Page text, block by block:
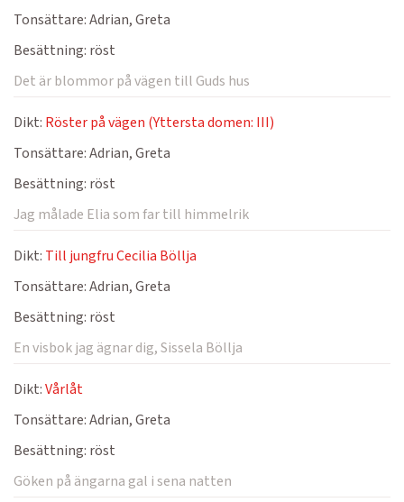
Tonsättare:Adrian, Greta
Besättning: röst
Det är blommor på vägen till Guds hus
Dikt: Röster på vägen (Yttersta domen: III)
Tonsättare:Adrian, Greta
Besättning: röst
Jag målade Elia som far till himmelrik
Dikt: Till jungfru Cecilia Böllja
Tonsättare:Adrian, Greta
Besättning: röst
En visbok jag ägnar dig, Sissela Böllja
Dikt:Vårlåt
Tonsättare:Adrian, Greta
Besättning: röst
Göken på ängarna gal i sena natten